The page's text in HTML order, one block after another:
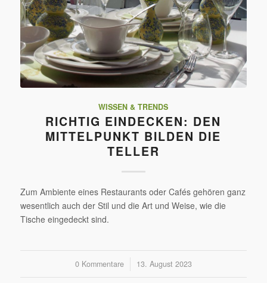
WISSEN & TRENDS
RICHTIG EINDECKEN: DEN
MITTELPUNKT BILDEN DIE
TELLER
Zum Ambiente eines Restaurants oder Cafés gehören ganz
wesentlich auch der Stil und die Art und Weise, wie die
Tische eingedeckt sind.
0 Kommentare
/ 13. August 2023